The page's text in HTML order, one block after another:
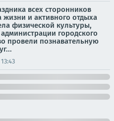
всех сторонников
жизни и активного отдыха
физической культуры,
городского
провели познавательную
13:43